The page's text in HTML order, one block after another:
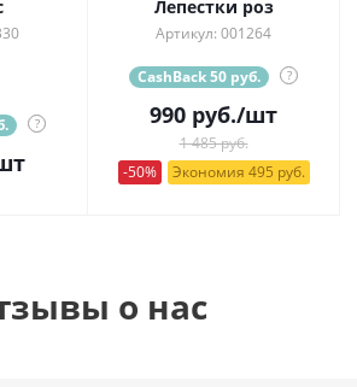
?
Лепестки роз
Артикул: 001264
CashBack 50 руб. ?
990 руб./шт
1 485 руб.
-50%
Экономия 495 руб.
о нас